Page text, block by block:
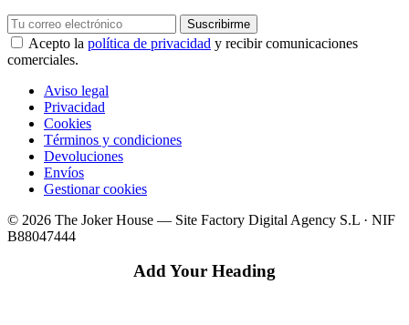
Suscribirme
Acepto la política de privacidad y recibir comunicaciones
comerciales.
Aviso legal
Privacidad
Cookies
Términos y condiciones
Devoluciones
Envíos
Gestionar cookies
© 2026 The Joker House — Site Factory Digital Agency S.L · NIF
B88047444
Add Your Heading